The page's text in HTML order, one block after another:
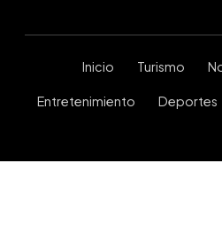
Inicio Turismo
Entretenimiento Deportes